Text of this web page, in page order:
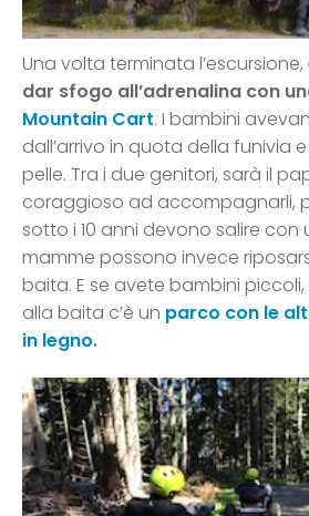
Una volta terminata l’escursione,
dar sfogo all’adrenalina con
Mountain Cart. I bambini
dall’arrivo in quota della funivia
pelle. Tra i due genitori, sarà il
coraggioso ad accompagnarli,
sotto i 10 anni devono salire con
mamme possono invece
baita. E se avete bambini
alla baita c’è un parco con le
in legno.